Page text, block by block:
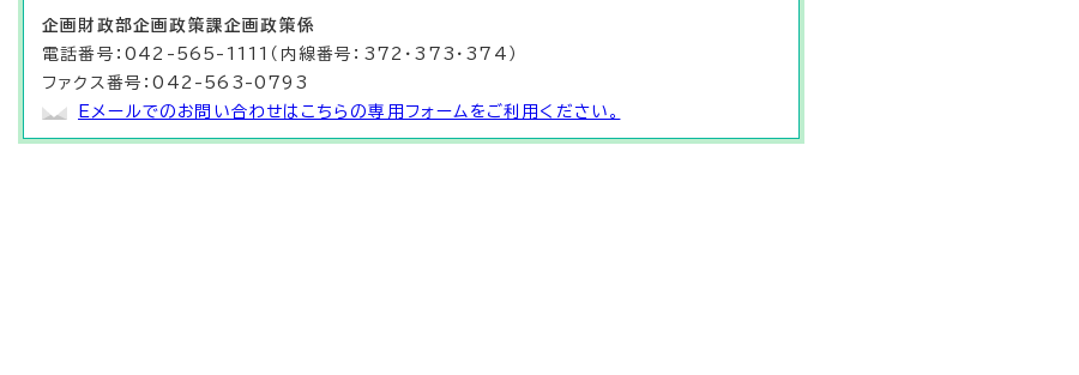
企画財政部企画政策課企画政策係
電話番号：042-565-1111（内線番号：372・373・374）
ファクス番号：042-563-0793
Eメールでのお問い合わせはこちらの専用フォームをご利用ください。